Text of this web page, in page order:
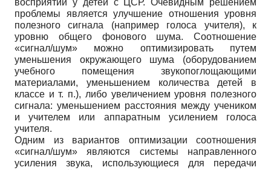
восприятии у детей с ЦСР. Очевидным решением
проблемы является улучшение отношения уровня
полезного сигнала (например голоса учителя), к
уровню общего фонового шума. Соотношение
«сигнал/шум» можно оптимизировать путем
уменьшения окружающего шума (оборудованием
учебного помещения звукопоглощающими
материалами, уменьшением количества детей в
классе и т. п.), либо увеличением уровня полезного
сигнала: уменьшением расстояния между учеником
и учителем или аппаратным усилением голоса
учителя.
Одним из вариантов оптимизации соотношения
«сигнал/шум» являются системы направленного
усиления звука, использующиеся для передачи